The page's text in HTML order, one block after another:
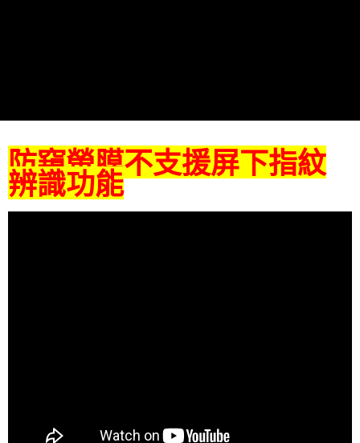
防窺螢膜不支援屏下指紋
辨識功能